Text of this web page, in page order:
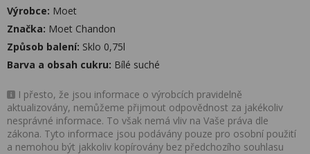
Výrobce: Moet
Značka: Moet Chandon
Způsob balení: Sklo 0,75l
Barva a obsah cukru: Bílé suché
I přesto, že jsou informace o výrobcích pravidelně
aktualizovány, nemůžeme přijmout odpovědnost za jakékoliv
nesprávné informace. To však nemá vliv na Vaše práva dle
zákona. Tyto informace jsou podávány pouze pro osobní použití
a nemohou být jakkoliv kopírovány bez předchozího souhlasu